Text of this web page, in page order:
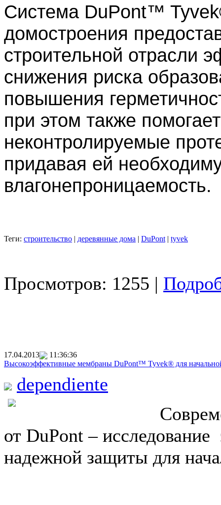
Система DuPont™
домостроения
строительной отрасли
снижения риска
повышения
при этом также
неконтролируемые
придавая ей
влагонепроницаемость.
Теги: строительство | деревянные дома | DuPont | tyvek
Просмотров: 1255 |
17.04.2013
11:36:36
Высокоэффективные мембраны DuPont™ Tyvek® для
dependiente
от DuPont –
надежной защиты для